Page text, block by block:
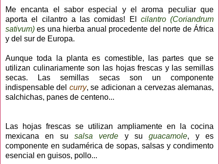
Me encanta el sabor especial y el aroma peculiar que
aporta el cilantro a las comidas! El cilantro (Coriandrum
sativum)es una hierba anual procedente del norte de África
y del sur de Europa.
Aunque toda la planta es comestible, las partes que se
utilizan culinariamente son las hojas frescas y las semillas
secas. Las semillas secas son un componente
indispensable del curry, se adicionan a cervezas alemanas,
salchichas, panes de centeno...
Las hojas frescas se utilizan ampliamente en la cocina
mexicana en su salsa verde y suguacamole, y es
componente en sudamérica de sopas, salsas y condimento
esencial en guisos, pollo...